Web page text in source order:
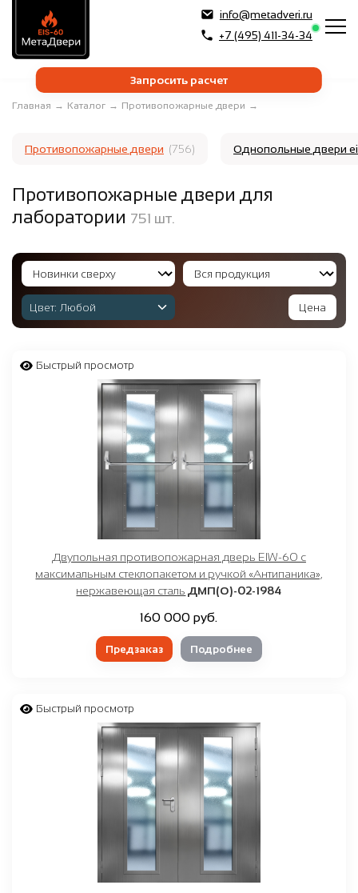
info@metadveri.ru
+7 (495) 411-34-34
Запросить расчет
Главная → Каталог → Противопожарные двери →
Противопожарные двери (756) Однопольные двери
Противопожарные двери для
лаборатории 751 шт.
Цвет: Любой
Любой
светло-серый
нержавейка
графит, темно-серый
черный
красный
зеленый
Цена
от
Быстрый просмотр
Двупольная противопожарная дверь EIW-60 с
максимальным стеклопакетом и ручкой «Антипаника»,
нержавеющая сталь ДМП(О)-02-1984
160 000 руб.
Предзаказ Подробнее
Быстрый просмотр
Закрыть
Здравствуйте,
Вам за 24 секунды?
ПОЗВОНИТЕ МНЕ!
Нажимая на кнопку "ПОЗВОНИТЕ МНЕ!", я даю свое
согласие на обработку персональных данных и
условия соглашения
Выбрать удобное время звонка